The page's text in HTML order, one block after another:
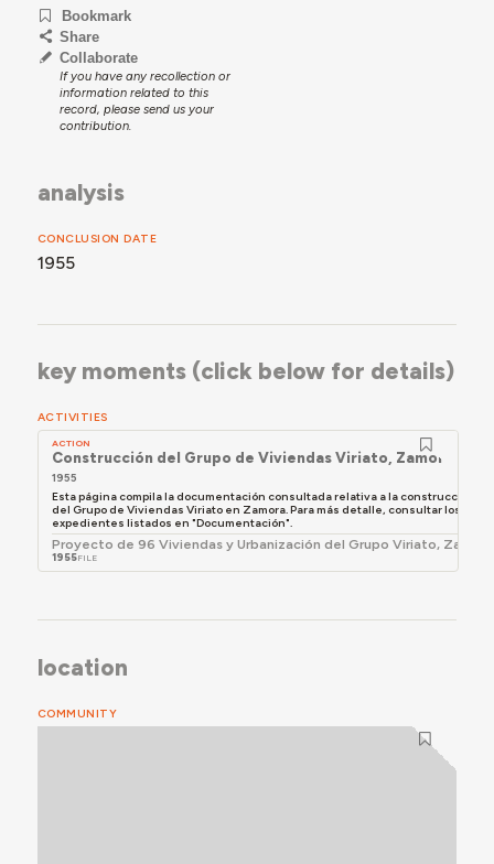
Hernández,Raimundo Fernández Cuesta
Ruiz,José Antonio
Bookmark
Share
Collaborate
If you have any recollection or
information related to this
record, please send us your
contribution.
analysis
CONCLUSION DATE
1955
key moments (click below for details)
ACTIVITIES
ACTION
Construcción del Grupo de Viviendas Viriato, Zamora
1955
Esta página compila la documentación consultada relativa a la construcción
del Grupo de Viviendas Viriato en Zamora. Para más detalle, consultar los
expedientes listados en "Documentación".
Proyecto de 96 Viviendas y Urbanización del Grupo Viriato, Zamora
1955FILE
location
COMMUNITY